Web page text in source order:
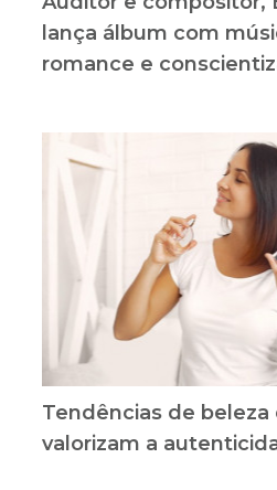
lança álbum com
romance e
Tendências de beleza
valorizam a